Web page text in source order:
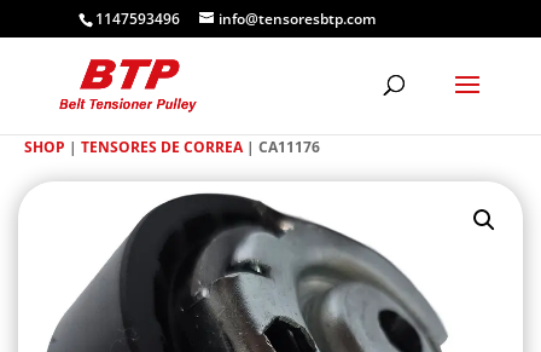
1147593496 info@tensoresbtp.com
SHOP | TENSORES DE CORREA| CA11176